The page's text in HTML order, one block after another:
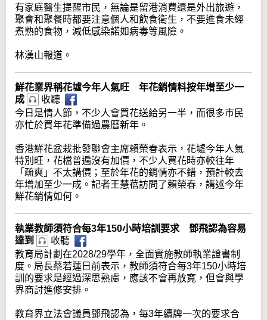
有家庭醫生提醒市民，無論是留港消費還是外出旅遊，
聚會和聚餐時都要注意個人和飲食衛生，不要進食未經
煮熟的食物，減低感染諾如病毒等風險。
林漢山報道。
鮮花業界稱花墟今年人氣旺 年花銷情料按年增至少一
成
收聽
今日是情人節，不少人會買花送給另一半，而很多巿民
亦忙於買年花準備過農曆新年。
香港鮮花盆栽批發聯會主席賴榮春表示，花墟今年人氣
特別旺，花檔普遍沒有加價，不少人買花時亦較往年
「疏爽」不太講價；至於年花的銷情亦不錯，預計較去
年增加至少一成。記者王慧蓓訪問了賴榮春，講述今年
鮮花銷情如何。
執業教師須符合每3年150小時培訓要求 鄧飛認為容易
達到
收聽
教育局計劃在2028/29學年，全面實施教師執業證書制
度。局長蔡若蓮日前表示，教師須符合每3年150小時培
訓的要求是經過深思熟慮，應該不會再放寬，但會與學
界商討進修安排。
教育界立法會議員鄧飛認為，每3年續牌一次的要求合